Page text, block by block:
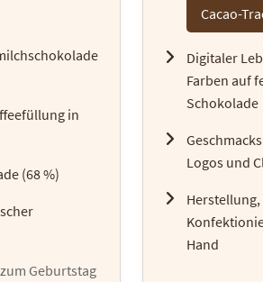
in
(68 %)
Geburtstag
Cacao-
Digitaler
Farben auf
Schokolade
Logos und
Hand